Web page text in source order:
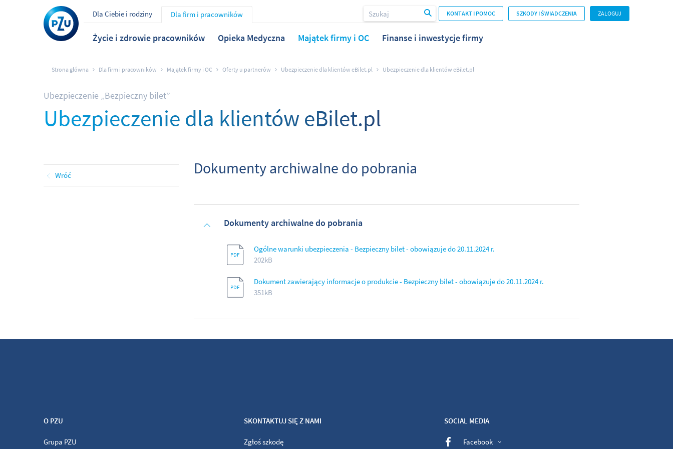
Dla Ciebie i rodziny Dla firm i pracowników
Życie i zdrowie pracowników Opieka Medyczna Majątek firmy i OC Finanse i inwestycje firmy
KONTAKT I POMOC SZKODY I ŚWIADCZENIA ZALOGUJ
Strona główna Dla firm i pracowników Majątek firmy i OC Oferty u partnerów Ubezpieczenie dla klientów eBilet.pl Ubezpieczenie dla klientów eBilet.pl
Ubezpieczenie „Bezpieczny bilet”
Ubezpieczenie dla klientów eBilet.pl
Wróć Dokumenty archiwalne do pobrania
Dokumenty archiwalne do pobrania
Ogólne warunki ubezpieczenia - Bezpieczny bilet - obowiązuje do 20.11.2024 r.
202kB
Dokument zawierający informacje o produkcie - Bezpieczny bilet - obowiązuje do 20.11.2024 r.
351kB
O PZU
Grupa PZU
SKONTAKTUJ SIĘ Z NAMI
Zgłoś szkodę
SOCIAL MEDIA
Facebook